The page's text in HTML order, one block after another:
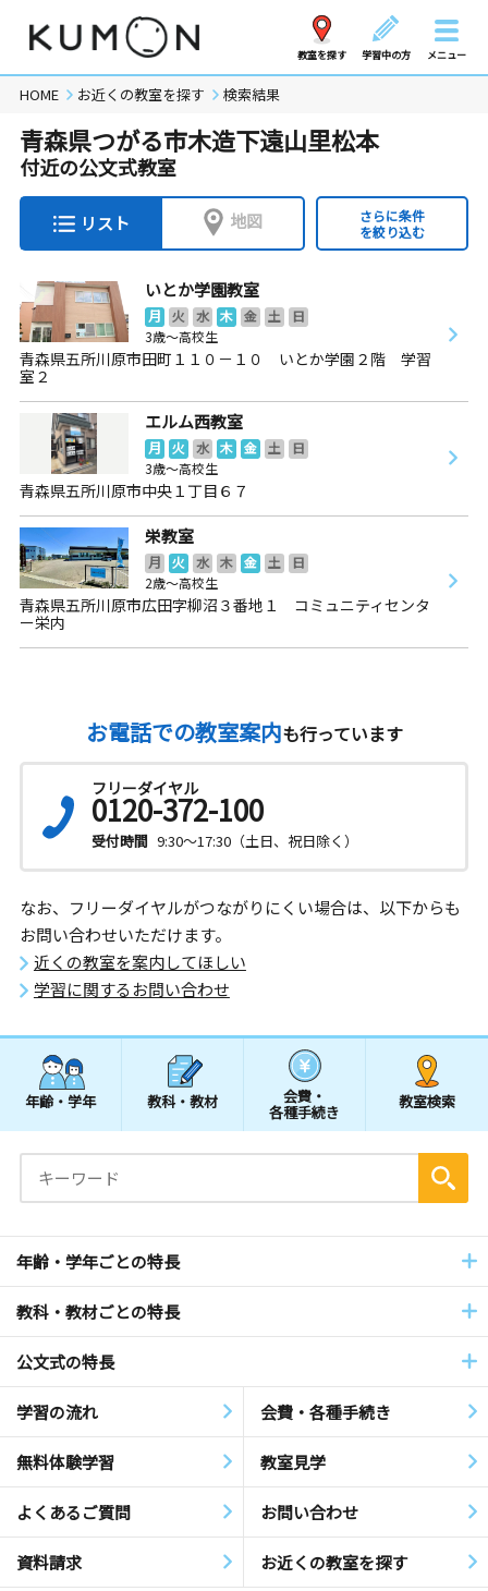
教室を探す 学習中の方 メニュー
HOME お近くの教室を探す 検索結果
青森県つがる市木造下遠山里松本
付近の公文式教室
リスト 地図
さらに条件
を絞り込む
いとか学園教室
月 火 水 木 金 土
日
3歳～高校生
青森県五所川原市田町１１０－１０ いとか学園２階 学習
室２
エルム西教室
月 火 水 木 金 土
日
3歳～高校生
青森県五所川原市中央１丁目６７
栄教室
月 火 水 木 金 土
日
2歳～高校生
青森県五所川原市広田字柳沼３番地１ コミュニティセンタ
ー栄内
お電話での教室案内も行っています
フリーダイヤル
0120-372-100
受付時間 9:30～17:30（土日、祝日除く）
なお、フリーダイヤルがつながりにくい場合は、以下からも
お問い合わせいただけます。
近くの教室を案内してほしい
学習に関するお問い合わせ
年齢・学年 教科・教材 会費・
各種手続き
教室検索
年齢・学年ごとの特長
教科・教材ごとの特長
公文式の特長
学習の流れ 会費・各種手続き
無料体験学習 教室見学
よくあるご質問 お問い合わせ
資料請求 お近くの教室を探す